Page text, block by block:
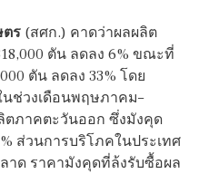
ตร (สศก.) คาดว่าผลผลิต
ตัน ลดลง 6% ขณะที่
ตัน ลดลง 33% โดย
ช่วงเดือนพฤษภาคม–
ตภาคตะวันออก ซึ่งมังคุด
ส่วนการบริโภคในประเทศ
าด ราคามังคุดที่ล้งรับซื้อผล